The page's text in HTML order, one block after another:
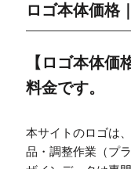
ロゴ本体価格
【ロゴ本体価
料金です。
本サイトのロゴは
品・調整作業（プ